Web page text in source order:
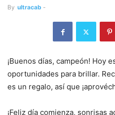
By ultracab -
¡Buenos días, campeón! Hoy
oportunidades para brillar.
es un regalo, así que
¡Feliz día comienza, sonrisas